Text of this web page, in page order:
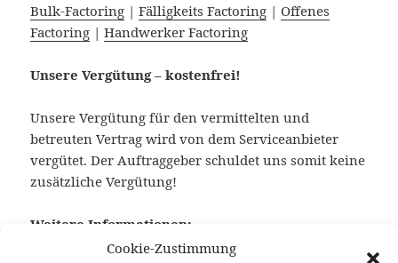
Cookie-Zustimmung
Bulk-Factoring |Fälligkeits Factoring |Offenes
Factoring |Handwerker Factoring
Unsere Vergütung – kostenfrei!
Unsere Vergütung für den vermittelten und
betreuten Vertrag wird von dem Serviceanbieter
vergütet. Der Auftraggeber schuldet uns somit keine
zusätzliche Vergütung!
Weitere Informationen: